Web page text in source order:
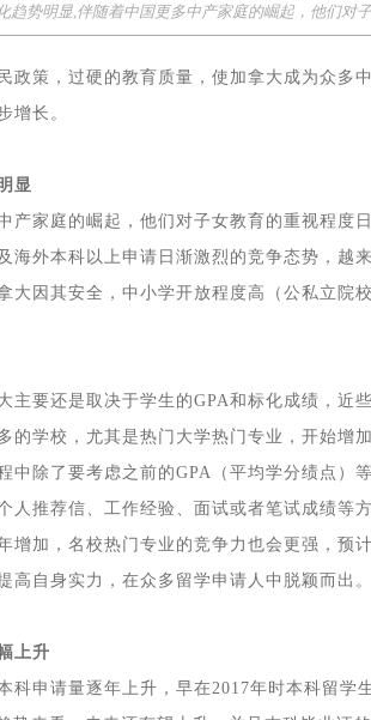
趋势明显,伴随着中国更多中产家庭的崛起，他们对
政策，过硬的教育质量，使加拿大成为众多
增长。
显
产家庭的崛起，他们对子女教育的重视程度
海外本科以上申请日渐激烈的竞争态势，越
大因其安全，中小学开放程度高（公私立院
主要还是取决于学生的GPA和标化成绩，近
的学校，尤其是热门大学热门专业，开始增
中除了要考虑之前的GPA（平均学分绩点）
人推荐信、工作经验、面试或者笔试成绩等
增加，名校热门专业的竞争力也会更强，预
高自身实力，在众多留学申请人中脱颖而出
上升
科申请量逐年上升，早在2017年时本科留学